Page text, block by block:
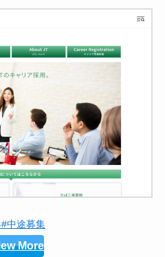
#中途募集
More